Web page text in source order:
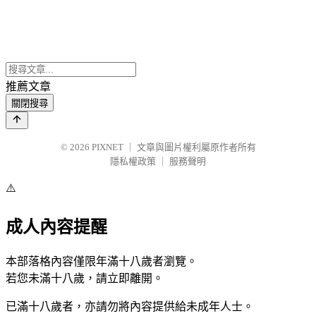
推薦文章
關閉搜尋
© 2026 PIXNET
文章與圖片權利屬原作者所有
隱私權政策
服務聲明
⚠️
成人內容提醒
本部落格內容僅限年滿十八歲者瀏覽。
若您未滿十八歲，請立即離開。
已滿十八歲者，亦請勿將內容提供給未成年人士。